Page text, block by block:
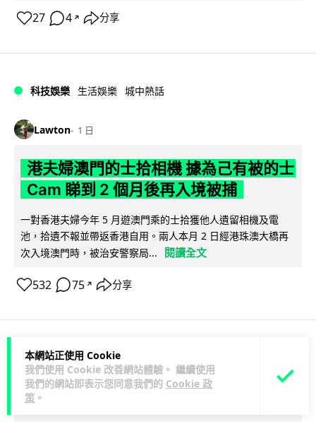
本網站正使用 Cookie
我們使用 Cookie 改善網站體驗。 繼續使用
我們的網站即表示您同意我們的 Cookie 政
策 。
27 4 ↗ 分享
科技娛樂 生活娛樂 城中熱話
Lawton 1 日
港夫婦澳門的士拾相機 據為己有被的士
Cam 睇到 2 個月後再入境被捕
一對香港夫婦今年 5 月遊澳門乘的士拾獲他人遺留相機及電
池，拾遺不報並帶返香港自用。兩人本月 2 日經港珠澳大橋再
次入境澳門時，被治安警察局...
閱讀全文
532 75 ↗ 分享
3C科技 家居無線
Vin